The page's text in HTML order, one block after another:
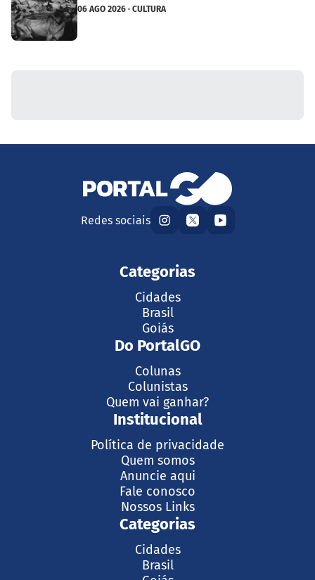
06 AGO 2026 · CULTURA
Redes sociais
Categorias
Cidades
Brasil
Goiás
Do PortalGO
Colunas
Colunistas
Quem vai ganhar?
Institucional
Política de privacidade
Quem somos
Anuncie aqui
Fale conosco
Nossos Links
Categorias
Cidades
Brasil